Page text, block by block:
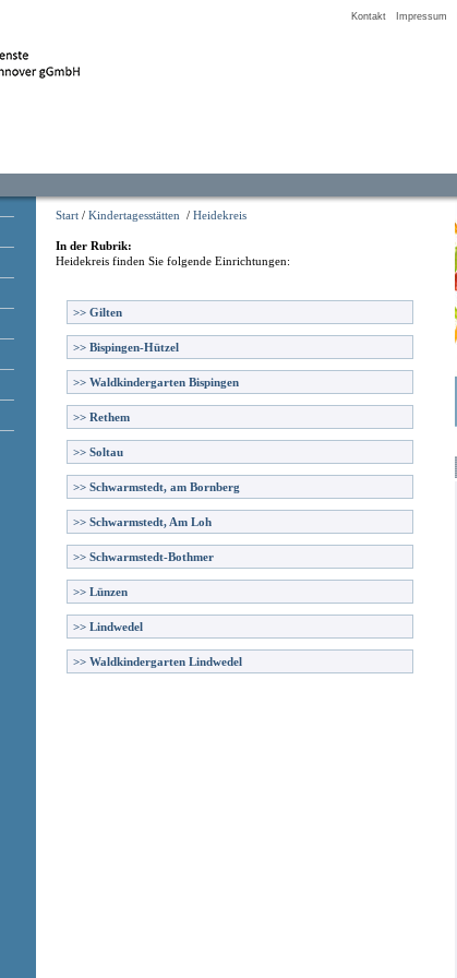
Kontakt Impressum
Start / Kindertagesstätten / Heidekreis
In der Rubrik:
Heidekreis finden Sie folgende Einrichtungen:
>> Gilten
>> Bispingen-Hützel
>> Waldkindergarten Bispingen
>> Rethem
>> Soltau
>> Schwarmstedt, am Bornberg
>> Schwarmstedt, Am Loh
>> Schwarmstedt-Bothmer
>> Lünzen
>> Lindwedel
>> Waldkindergarten Lindwedel